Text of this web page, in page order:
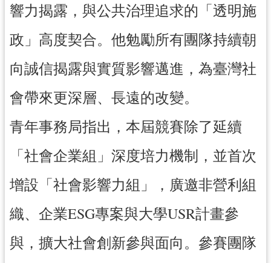
響力揭露，與公共治理追求的「透明施
政」高度契合。他勉勵所有團隊持續朝
向誠信揭露與實質影響邁進，為臺灣社
會帶來更深層、長遠的改變。
青年事務局指出，本屆競賽除了延續
「社會企業組」深度培力機制，並首次
增設「社會影響力組」，廣邀非營利組
織、企業ESG專案與大學USR計畫參
與，擴大社會創新參與面向。參賽團隊